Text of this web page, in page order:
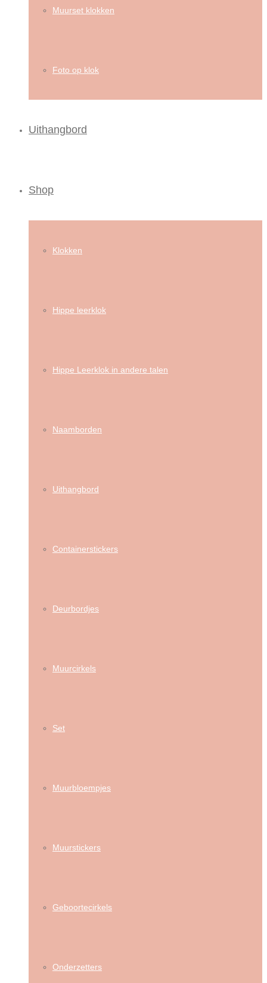
Muurset klokken
Foto op klok
Uithangbord
Shop
Klokken
Hippe leerklok
Hippe Leerklok in andere talen
Naamborden
Uithangbord
Containerstickers
Deurbordjes
Muurcirkels
Set
Muurbloempjes
Muurstickers
Geboortecirkels
Onderzetters